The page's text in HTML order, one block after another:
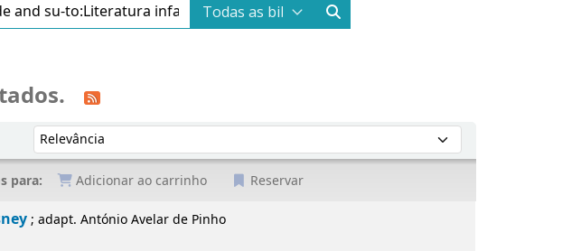
Ordenar por:
para: Adicionar ao carrinho Reservar
Avelar de Pinho